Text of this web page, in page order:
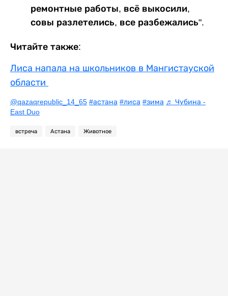
ремонтные работы, всё выкосили,
совы разлетелись, все разбежались".
Читайте также:
Лиса напала на школьников в Мангистауской
области
@qazaqrepublic_14_65 #астана #лиса #зима ♬ Чубина -
East Duo
встреча Астана Животное